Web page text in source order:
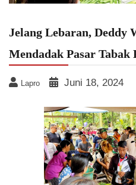
Jelang Lebaran, Deddy
Mendadak Pasar Tabak
Lapro Juni 18, 2024